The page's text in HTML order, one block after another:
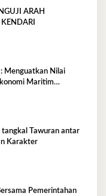
ARAH
Menguatkan Nilai
Maritim
tangkal Tawuran antar
Karakter
Pemerintahan